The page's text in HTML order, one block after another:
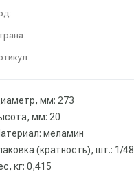
мм: 273
мм: 20
меламин
(кратность), шт.: 1/48
кг: 0,415